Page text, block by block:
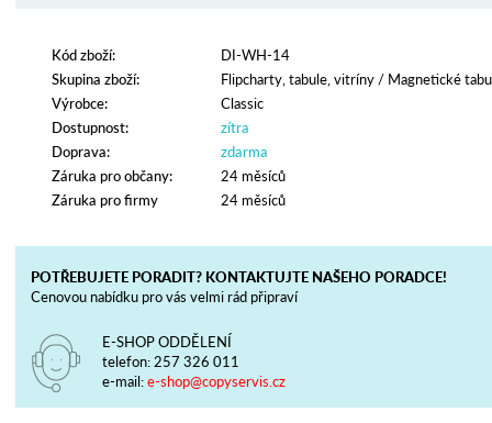
Kód zboží:
DI-WH-14
Skupina zboží:
Flipcharty, tabule, vitríny / Magnetické
Výrobce:
Classic
Dostupnost:
zítra
Doprava:
zdarma
Záruka pro občany:
24 měsíců
Záruka pro firmy
24 měsíců
POTŘEBUJETE PORADIT? KONTAKTUJTE NAŠEHO PORADCE!
Cenovou nabídku pro vás velmi rád připraví
E-SHOP ODDĚLENÍ
telefon: 257 326 011
e-mail:e-shop@copyservis.cz